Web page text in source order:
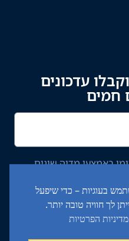
בעוגיות – כדי שיפעל
לך חוויה טובה יותר.
מדיניות הפרטיות
עדכונים
חמים
באמצעי מדיה שונים
איתן השקעות בע"מ,